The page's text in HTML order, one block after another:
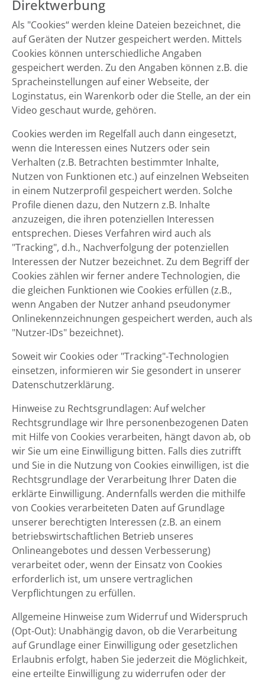
Direktwerbung
Als "Cookies“ werden kleine Dateien bezeichnet, die
auf Geräten der Nutzer gespeichert werden. Mittels
Cookies können unterschiedliche Angaben
gespeichert werden. Zu den Angaben können z.B. die
Spracheinstellungen auf einer Webseite, der
Loginstatus, ein Warenkorb oder die Stelle, an der ein
Video geschaut wurde, gehören.
Cookies werden im Regelfall auch dann eingesetzt,
wenn die Interessen eines Nutzers oder sein
Verhalten (z.B. Betrachten bestimmter Inhalte,
Nutzen von Funktionen etc.) auf einzelnen Webseiten
in einem Nutzerprofil gespeichert werden. Solche
Profile dienen dazu, den Nutzern z.B. Inhalte
anzuzeigen, die ihren potenziellen Interessen
entsprechen. Dieses Verfahren wird auch als
"Tracking", d.h., Nachverfolgung der potenziellen
Interessen der Nutzer bezeichnet. Zu dem Begriff der
Cookies zählen wir ferner andere Technologien, die
die gleichen Funktionen wie Cookies erfüllen (z.B.,
wenn Angaben der Nutzer anhand pseudonymer
Onlinekennzeichnungen gespeichert werden, auch als
"Nutzer-IDs" bezeichnet).
Soweit wir Cookies oder "Tracking"-Technologien
einsetzen, informieren wir Sie gesondert in unserer
Datenschutzerklärung.
Hinweise zu Rechtsgrundlagen: Auf welcher
Rechtsgrundlage wir Ihre personenbezogenen Daten
mit Hilfe von Cookies verarbeiten, hängt davon ab, ob
wir Sie um eine Einwilligung bitten. Falls dies zutrifft
und Sie in die Nutzung von Cookies einwilligen, ist die
Rechtsgrundlage der Verarbeitung Ihrer Daten die
erklärte Einwilligung. Andernfalls werden die mithilfe
von Cookies verarbeiteten Daten auf Grundlage
unserer berechtigten Interessen (z.B. an einem
betriebswirtschaftlichen Betrieb unseres
Onlineangebotes und dessen Verbesserung)
verarbeitet oder, wenn der Einsatz von Cookies
erforderlich ist, um unsere vertraglichen
Verpflichtungen zu erfüllen.
Allgemeine Hinweise zum Widerruf und Widerspruch
(Opt-Out): Unabhängig davon, ob die Verarbeitung
auf Grundlage einer Einwilligung oder gesetzlichen
Erlaubnis erfolgt, haben Sie jederzeit die Möglichkeit,
eine erteilte Einwilligung zu widerrufen oder der